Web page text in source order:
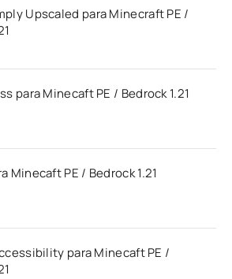
Upscaled para Minecraft PE /
para Minecaft PE / Bedrock 1.21
Minecaft PE / Bedrock 1.21
para Minecaft PE /